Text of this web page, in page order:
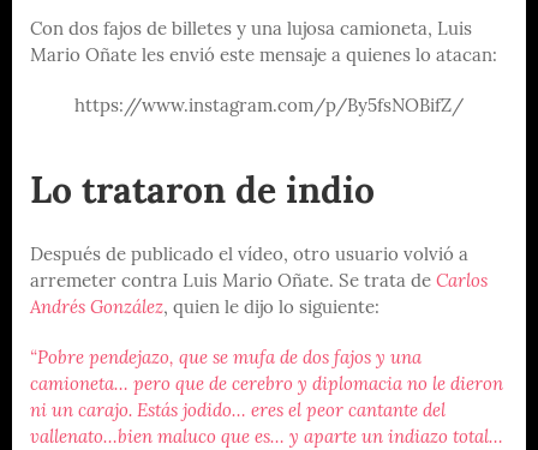
Con dos fajos de billetes y una lujosa camioneta, Luis
Mario Oñate les envió este mensaje a quienes lo atacan:
https://www.instagram.com/p/By5fsNOBifZ/
Lo trataron de indio
Después de publicado el vídeo, otro usuario volvió a
arremeter contra Luis Mario Oñate. Se trata de Carlos
Andrés González, quien le dijo lo siguiente:
“Pobre pendejazo, que se mufa de dos fajos y una
camioneta… pero que de cerebro y diplomacia no le dieron
ni un carajo. Estás jodido… eres el peor cantante del
vallenato…bien maluco que es… y aparte un indiazo total…